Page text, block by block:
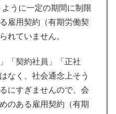
うに一定の期間に制限
雇用契約（有期労働契
れていません。
「契約社員」「正社
なく、社会通念上そう
にすぎませんので、会
のある雇用契約（有期